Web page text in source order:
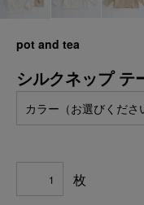
pot and tea
シルクネップ テ
カラー（お選びくださ
枚